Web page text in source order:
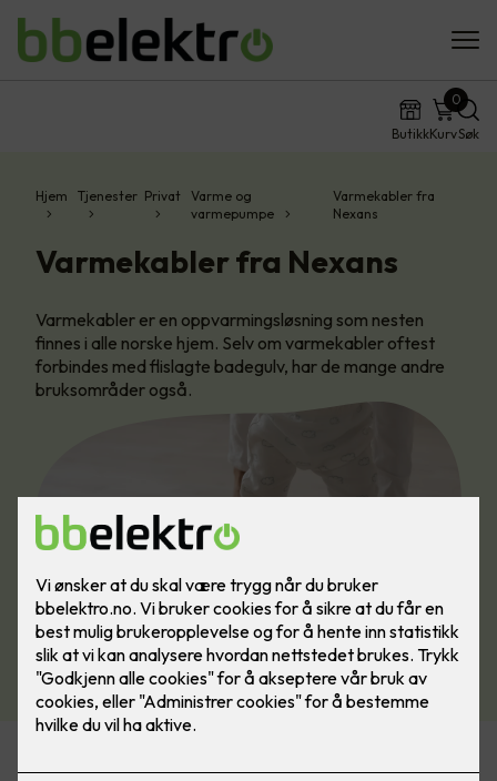
ButikkKurv
0
Søk
Hjem Tjenester Privat
Varme og
varmepumpe
Varmekabler fra
Nexans
Varmekabler fra Nexans
Varmekabler er en oppvarmingsløsning som nesten
finnes i alle norske hjem. Selv om varmekabler oftest
forbindes med flislagte badegulv, har de mange andre
bruksområder også.